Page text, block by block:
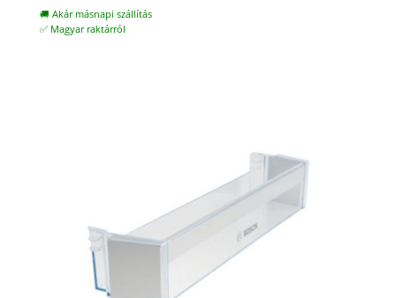
🚚 Akár másnapi szállítás
✅ Magyar raktárról